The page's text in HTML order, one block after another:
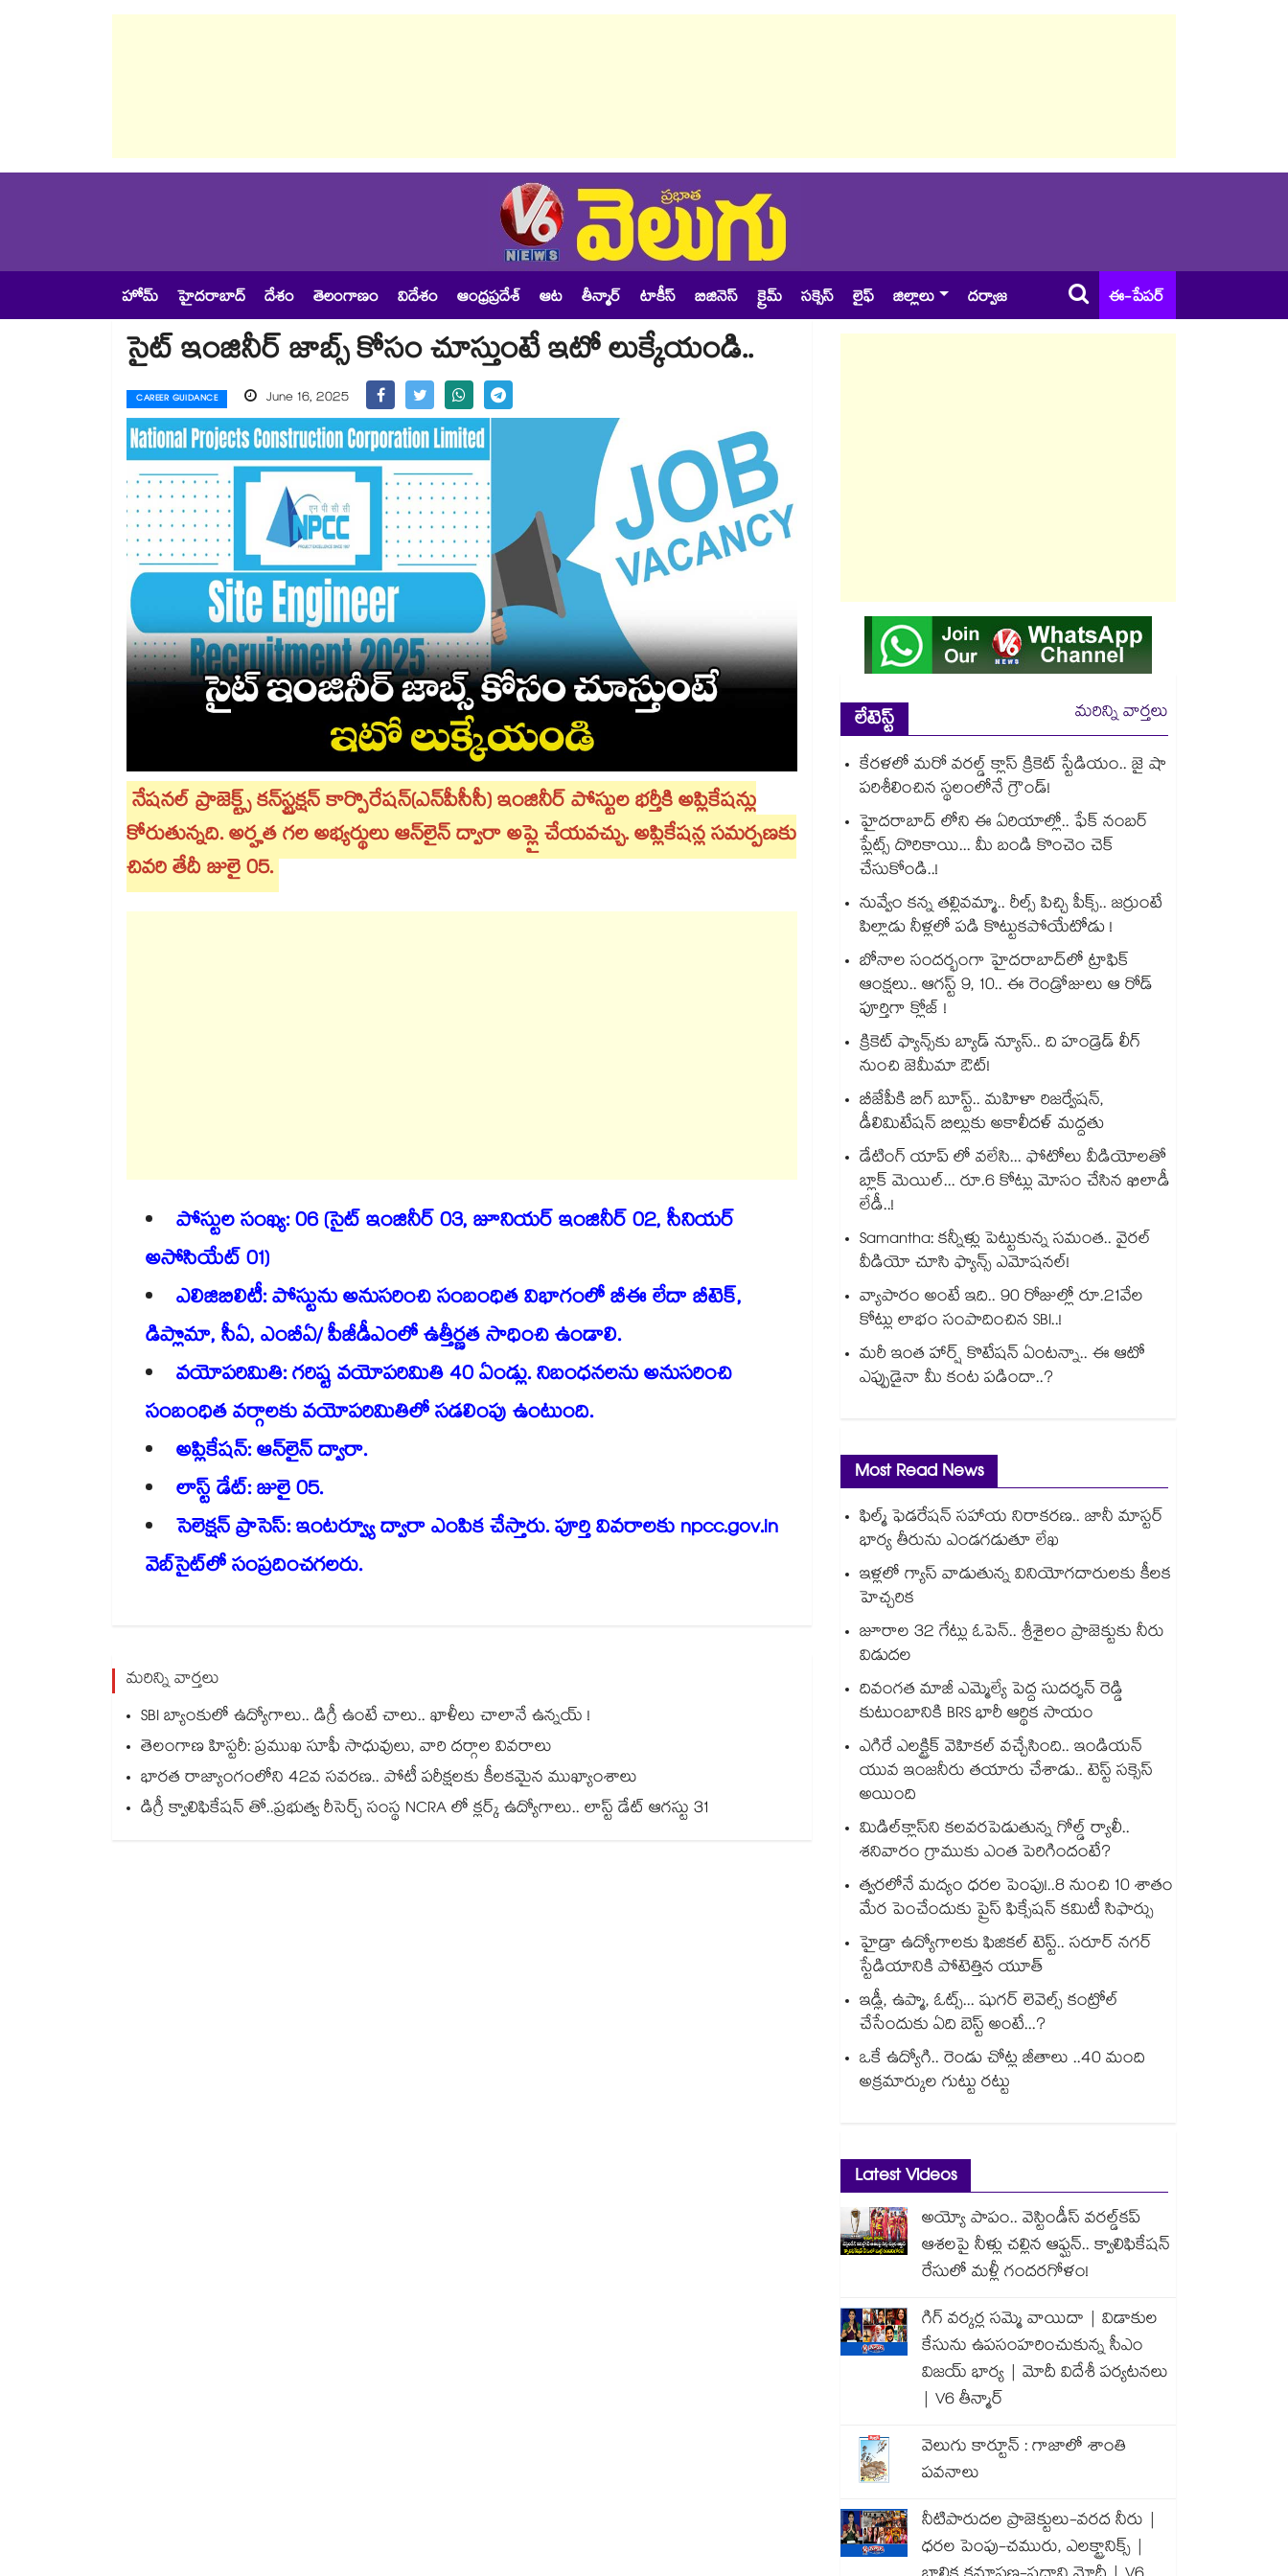
హోమ్ హైదరాబాద్ దేశం తెలంగాణం విదేశం ఆంధ్రప్రదేశ్ ఆట తీన్మార్ టాకీస్ బిజినెస్ క్రైమ్ సక్సెస్ లైఫ్ జిల్లాలు దర్వాజ ఈ-పేపర్
సైట్ ఇంజినీర్ జాబ్స్ కోసం చూస్తుంటే ఇటో లుక్కేయండి..
CAREER GUIDANCE June 16, 2025
నేషనల్ ప్రాజెక్ట్స్ కన్​స్ట్రక్షన్ కార్పొరేషన్(ఎన్​పీసీసీ) ఇంజినీర్ పోస్టుల భర్తీకి అప్లికేషన్లు
కోరుతున్నది. అర్హత గల అభ్యర్థులు ఆన్​లైన్ ద్వారా అప్లై చేయవచ్చు. అప్లికేషన్ల సమర్పణకు
చివరి తేదీ జులై 05.
పోస్టుల సంఖ్య: 06 (సైట్ ఇంజినీర్ 03, జూనియర్ ఇంజినీర్ 02, సీనియర్
అసోసియేట్ 01)
ఎలిజిబిలిటీ: పోస్టును అనుసరించి సంబంధిత విభాగంలో బీఈ లేదా బీటెక్,
డిప్లొమా, సీఏ, ఎంబీఏ/ పీజీడీఎంలో ఉత్తీర్ణత సాధించి ఉండాలి.
వయోపరిమితి: గరిష్ట వయోపరిమితి 40 ఏండ్లు. నిబంధనలను అనుసరించి
సంబంధిత వర్గాలకు వయోపరిమితిలో సడలింపు ఉంటుంది.
అప్లికేషన్: ఆన్​లైన్ ద్వారా.
లాస్ట్ డేట్: జులై 05.
సెలెక్షన్ ప్రాసెస్: ఇంటర్వ్యూ ద్వారా ఎంపిక చేస్తారు. పూర్తి వివరాలకు npcc.gov.in
వెబ్​సైట్⁬లో సంప్రదించగలరు.
మరిన్ని వార్తలు
SBI బ్యాంకులో ఉద్యోగాలు.. డిగ్రీ ఉంటే చాలు.. ఖాళీలు చాలానే ఉన్నయ్ !
తెలంగాణ హిస్టరీ: ప్రముఖ సూఫీ సాధువులు, వారి దర్గాల వివరాలు
భారత రాజ్యాంగంలోని 42వ సవరణ.. పోటీ పరీక్షలకు కీలకమైన ముఖ్యాంశాలు
డిగ్రీ క్వాలిఫికేషన్ తో..ప్రభుత్వ రీసెర్చ్ సంస్థ NCRA లో క్లర్క్ ఉద్యోగాలు.. లాస్ట్ డేట్ ఆగస్టు 31
లేటెస్ట్
మరిన్ని వార్తలు
కేరళలో మరో వరల్డ్ క్లాస్ క్రికెట్ స్టేడియం.. జై షా
పరిశీలించిన స్థలంలోనే గ్రౌండ్!
హైదరాబాద్ లోని ఈ ఏరియాల్లో.. ఫేక్ నంబర్
ప్లేట్స్ దొరికాయి... మీ బండి కొంచెం చెక్
చేసుకోండి..!
నువ్వేం కన్న తల్లివమ్మా.. రీల్స్ పిచ్చి పీక్స్.. జర్రుంటే
పిల్లాడు నీళ్లలో పడి కొట్టుకపోయేటోడు !
బోనాల సందర్భంగా హైదరాబాద్‌లో ట్రాఫిక్
ఆంక్షలు.. ఆగస్ట్ 9, 10.. ఈ రెండ్రోజులు ఆ రోడ్
పూర్తిగా క్లోజ్ !
క్రికెట్ ఫ్యాన్స్‌కు బ్యాడ్ న్యూస్.. ది హండ్రెడ్ లీగ్
నుంచి జెమీమా ఔట్!
బీజేపీకి బిగ్ బూస్ట్.. మహిళా రిజర్వేషన్,
డీలిమిటేషన్ బిల్లుకు అకాలీదళ్ మద్దతు
డేటింగ్ యాప్ లో వలేసి... ఫోటోలు వీడియోలతో
బ్లాక్ మెయిల్... రూ.6 కోట్లు మోసం చేసిన ఖిలాడీ
లేడీ..!
Samantha: కన్నీళ్లు పెట్టుకున్న సమంత.. వైరల్
వీడియో చూసి ఫ్యాన్స్ ఎమోషనల్!
వ్యాపారం అంటే ఇది.. 90 రోజుల్లో రూ.21వేల
కోట్లు లాభం సంపాదించిన SBI..!
మరీ ఇంత హార్ష్ కొటేషన్ ఏంటన్నా.. ఈ ఆటో
ఎప్పుడైనా మీ కంట పడిందా..?
Most Read News
ఫిల్మ్ ఫెడరేషన్ సహాయ నిరాకరణ.. జానీ మాస్టర్
భార్య తీరును ఎండగడుతూ లేఖ
ఇళ్లలో గ్యాస్ వాడుతున్న వినియోగదారులకు కీలక
హెచ్చరిక
జూరాల 32 గేట్లు ఓపెన్.. శ్రీశైలం ప్రాజెక్టుకు నీరు
విడుదల
దివంగత మాజీ ఎమ్మెల్యే పెద్ద సుదర్శన్ రెడ్డి
కుటుంబానికి BRS భారీ ఆర్థిక సాయం
ఎగిరే ఎలక్ట్రిక్ వెహికల్ వచ్చేసింది.. ఇండియన్
యువ ఇంజనీరు తయారు చేశాడు.. టెస్ట్ సక్సెస్
అయింది
మిడిల్‌క్లాస్‌ని కలవరపెడుతున్న గోల్డ్ ర్యాలీ..
శనివారం గ్రాముకు ఎంత పెరిగిందంటే?
త్వరలోనే మద్యం ధ‌‌ర‌‌ల పెంపు!..8 నుంచి 10 శాతం
మేర పెంచేందుకు ప్రైస్ ఫిక్సేష‌‌న్ క‌‌మిటీ సిఫార్సు
హైడ్రా ఉద్యోగాలకు ఫిజికల్ టెస్ట్.. సరూర్ నగర్
స్టేడియానికి పోటెత్తిన యూత్
ఇడ్లీ, ఉప్మా, ఓట్స్... షుగర్ లెవెల్స్ కంట్రోల్
చేసేందుకు ఏది బెస్ట్ అంటే...?
ఒకే ఉద్యోగి.. రెండు చోట్ల జీతాలు ..40 మంది
అక్రమార్కుల గుట్టు రట్టు
Latest Videos
అయ్యో పాపం.. వెస్టిండీస్ వరల్డ్‌కప్
ఆశలపై నీళ్లు చల్లిన ఆఫ్ఘన్.. క్వాలిఫికేషన్
రేసులో మళ్లీ గందరగోళం!
గిగ్ వర్కర్ల సమ్మె వాయిదా | విడాకుల
కేసును ఉపసంహరించుకున్న సీఎం
విజయ్ భార్య | మోదీ విదేశీ పర్యటనలు
| V6 తీన్మార్
వెలుగు కార్టూన్ : గాజాలో శాంతి
పవనాలు
నీటిపారుదల ప్రాజెక్టులు-వరద నీరు |
ధరల పెంపు-చమురు, ఎలక్ట్రానిక్స్ |